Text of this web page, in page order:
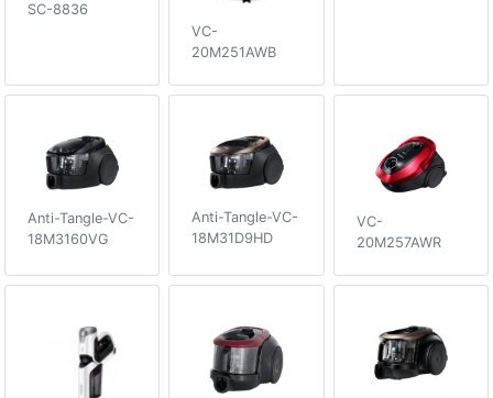
SC-8836
VC-
20M251AWB
Anti-Tangle-VC-
18M3160VG
Anti-Tangle-VC-
18M31D9HD
VC-
20M257AWR